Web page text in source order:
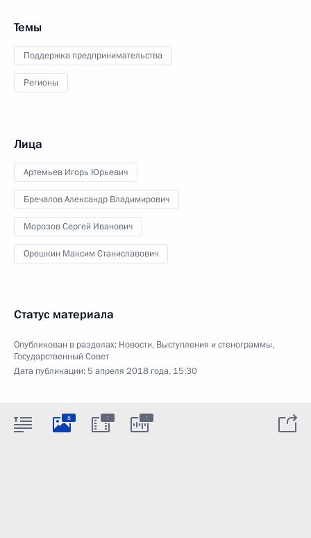
Темы
Поддержка предпринимательства
Регионы
Лица
Артемьев Игорь Юрьевич
Бречалов Александр Владимирович
Морозов Сергей Иванович
Орешкин Максим Станиславович
Статус материала
Опубликован в разделах: Новости, Выступления и стенограммы,
Государственный Совет
Дата публикации:5 апреля 2018 года, 15:30
8 : :